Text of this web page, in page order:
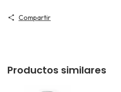
Compartir
Productos similares